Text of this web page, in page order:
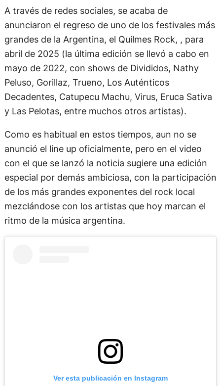
A través de redes sociales, se acaba de
anunciaron el regreso de uno de los festivales más
grandes de la Argentina, el Quilmes Rock, , para
abril de 2025 (la última edición se llevó a cabo en
mayo de 2022, con shows de Divididos, Nathy
Peluso, Gorillaz, Trueno, Los Auténticos
Decadentes, Catupecu Machu, Virus, Eruca Sativa
y Las Pelotas, entre muchos otros artistas).
Como es habitual en estos tiempos, aun no se
anunció el line up oficialmente, pero en el video
con el que se lanzó la noticia sugiere una edición
especial por demás ambiciosa, con la participación
de los más grandes exponentes del rock local
mezclándose con los artistas que hoy marcan el
ritmo de la música argentina.
Ver esta publicación en Instagram